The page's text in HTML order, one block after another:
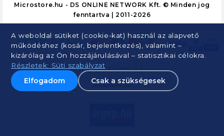
A weboldal sütiket (cookie-kat) használ az alapvető
működéshez (kosár, bejelentkezés), valamint –
kizárólag az Ön hozzájárulásával – statisztikai célokra.
Részletek: Süti szabályzat
Elfogadom Csak a szükségesek
Microstore.hu - DS ONLINE NETWORK Kft. © Minden jog
fenntartva | 2011-2026
Árukereső.hu